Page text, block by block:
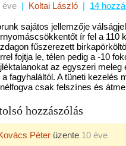
éve | Koltai László | 14
sajátos jellemzője
ír fel a 110
fűszerezett
fojtja le, télen pedig a -10
az egyszeri
a fagyhaláltól. A tüneti kezelés
csak felszínes és
hozzászólás
Péter üzente 10 éve